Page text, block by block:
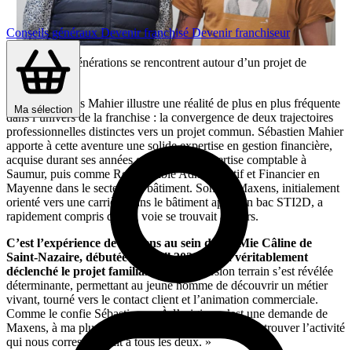
Conseils générauxDevenir franchiséDevenir franchiseur
Ma sélection
Quand deux générations se rencontrent autour d’un projet de
franchise
Le parcours des Mahier illustre une réalité de plus en plus fréquente
dans l’univers de la franchise : la convergence de deux trajectoires
professionnelles distinctes vers un projet commun. Sébastien Mahier
apporte à cette aventure une solide expertise en gestion financière,
acquise durant ses années en cabinet d’expertise comptable à
Saumur, puis comme Responsable Administratif et Financier en
Mayenne dans le secteur du bâtiment. Son fils Maxens, initialement
orienté vers une carrière dans le bâtiment après un bac STI2D, a
rapidement compris que sa voie se trouvait ailleurs.
C’est l’expérience de Maxens au sein de La Mie Câline de
Saint-Nazaire, débutée en avril 2024, qui a véritablement
déclenché le projet familial.
Cette immersion terrain s’est révélée
déterminante, permettant au jeune homme de découvrir un métier
vivant, tourné vers le contact client et l’animation commerciale.
Comme le confie Sébastien : « À l’origine, c’est une demande de
Maxens, à ma plus grande joie. Il fallait simplement trouver l’activité
qui nous correspondrait à tous les deux. »